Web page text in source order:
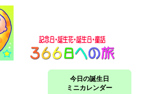
今日の誕生日
ミニカレンダー